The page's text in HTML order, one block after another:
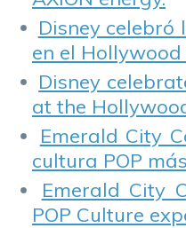
Disney celebró
en el
Disney
at the
Emerald City
cultura POP
Emerald City
POP Culture